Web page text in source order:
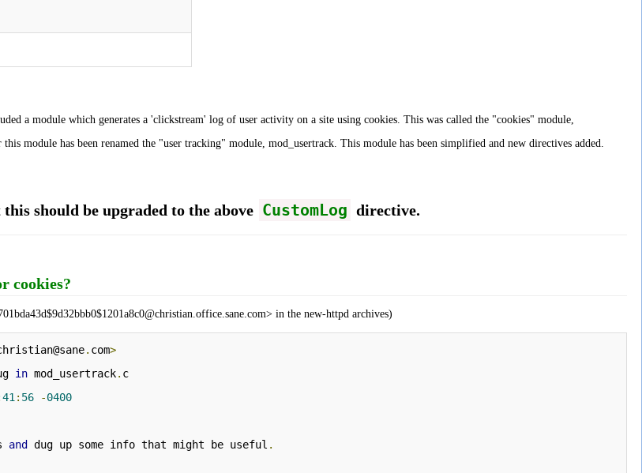
a module which generates a 'clickstream' log of user activity on a site using cookies. This was called the "cookies" module,
module has been renamed the "user tracking" module, mod_usertrack. This module has been simplified and new directives added.
should be upgraded to the above CustomLog directive.
cookies?
in the new-httpd archives)
. com>
in mod_usertrack.
41 : 56 -0400
and dug up some info that might be useful .